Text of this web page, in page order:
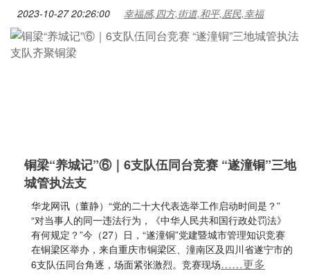
2023-10-27 20:26:00 幸福感,四方,街道,和平,居民,幸福
铜梁“养城记”⑥｜6支队伍同台竞赛 “遂潼铜”三地
城管执法支
华龙网讯（董静）“党的二十大代表选举工作启动时间是？”
“对当事人的同一违法行为，《中华人民共和国行政处罚法》
有何规定？”今（27）日，“遂潼铜”党建暨城市管理知识竞赛
在铜梁区举办，来自重庆市铜梁区、潼南区及四川省遂宁市的
6支队伍同台角逐，场面紧张激烈。竞赛现场……更多